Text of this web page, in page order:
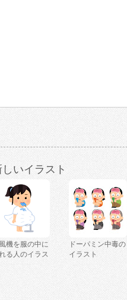
しいイラスト
機を服の中に
る人のイラス
ドーパミン中毒の
イラスト